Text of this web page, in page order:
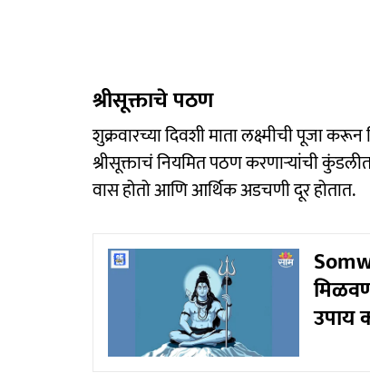
श्रीसूक्ताचे पठण
शुक्रवारच्या दिवशी माता लक्ष्मीची पूजा
श्रीसूक्ताचं नियमित पठण करणाऱ्यांची
वास होतो आणि आर्थिक अडचणी दूर होतात.